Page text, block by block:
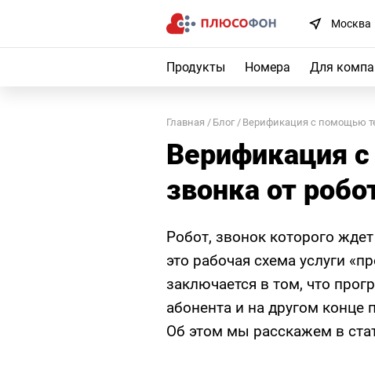
Москва
Продукты Номера Для
Главная Блог Верификация с помощью
Верификация
звонка от
Робот, звонок которого
это рабочая схема услуги
заключается в том, что
абонента и на другом конце
Об этом мы расскажем в